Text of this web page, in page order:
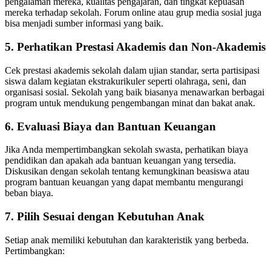
mereka terhadap sekolah. Forum online atau grup media sosial juga
bisa menjadi sumber informasi yang baik.
5. Perhatikan Prestasi Akademis dan Non-Akademis
Cek prestasi akademis sekolah dalam ujian standar, serta partisipasi
siswa dalam kegiatan ekstrakurikuler seperti olahraga, seni, dan
organisasi sosial. Sekolah yang baik biasanya menawarkan berbagai
program untuk mendukung pengembangan minat dan bakat anak.
6. Evaluasi Biaya dan Bantuan Keuangan
Jika Anda mempertimbangkan sekolah swasta, perhatikan biaya
pendidikan dan apakah ada bantuan keuangan yang tersedia.
Diskusikan dengan sekolah tentang kemungkinan beasiswa atau
program bantuan keuangan yang dapat membantu mengurangi
beban biaya.
7. Pilih Sesuai dengan Kebutuhan Anak
Setiap anak memiliki kebutuhan dan karakteristik yang berbeda.
Pertimbangkan: